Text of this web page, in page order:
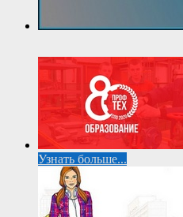
Узнать больше...